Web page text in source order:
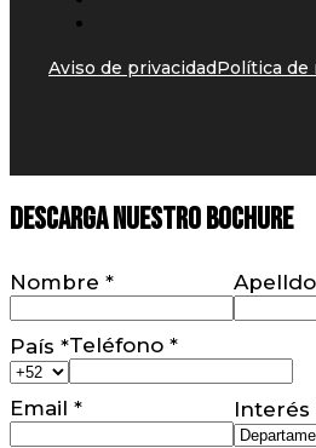
Aviso de privacidadPolítica de
Descarga nuestro Bochure
Nombre * Apelldo
País *Teléfono *
Email * Interés